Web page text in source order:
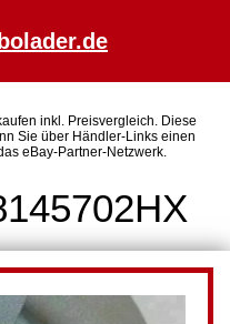
inkl. Preisvergleich. Diese
Sie über Händler-Links einen
eBay-Partner-Netzwerk.